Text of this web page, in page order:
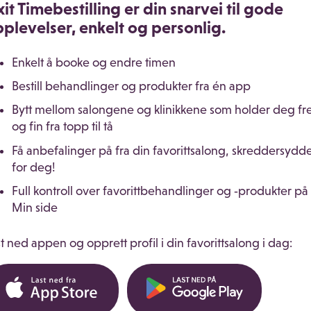
Timebestilling er din snarvei til gode
enkelt og personlig.
Enkelt å booke og endre timen
Bestill behandlinger og produkter fra én app
Bytt mellom salongene og klinikkene som holder deg
og fin fra topp til tå
Få anbefalinger på fra din favorittsalong,
for deg!
Full kontroll over favorittbehandlinger og ‑produkter på
Min side
ned appen og opprett profil i din favorittsalong i dag: